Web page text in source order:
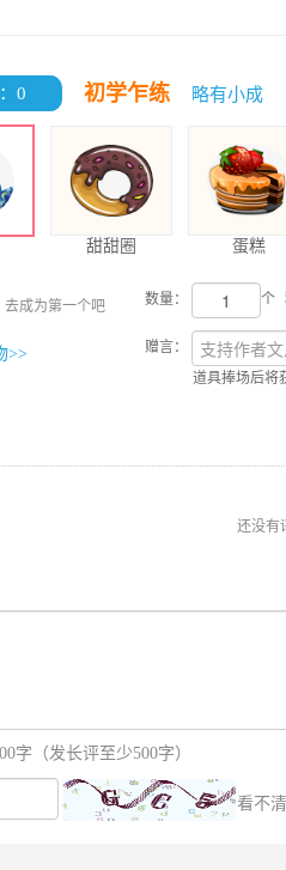
0 初学乍练 略有小成
甜甜圈 蛋糕
去成为第一个吧
>>
数量： 个
赠言：
道具捧场后将
还没有
字（发长评至少500字）
看不